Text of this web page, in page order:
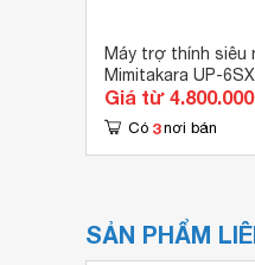
Máy trợ thính siêu
Mimitakara UP-
Giá từ
Có 3 nơi bán
SẢN PHẨM